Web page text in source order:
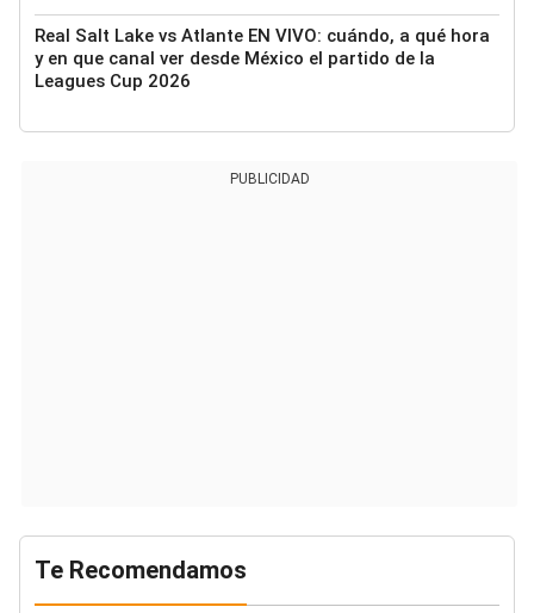
Real Salt Lake vs Atlante EN VIVO: cuándo, a qué hora
y en que canal ver desde México el partido de la
Leagues Cup 2026
PUBLICIDAD
Te Recomendamos